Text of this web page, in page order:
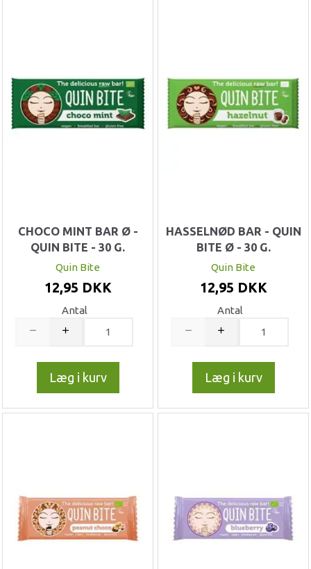
CHOCO MINT BAR Ø -
QUIN BITE - 30 G.
Quin Bite
12,95 DKK
Antal
Læg i kurv
HASSELNØD BAR - QUIN
BITE Ø - 30 G.
Quin Bite
12,95 DKK
Antal
Læg i kurv